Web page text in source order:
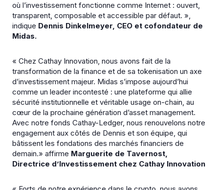
où l’investissement fonctionne comme Internet : ouvert,
transparent, composable et accessible par défaut. »,
indique Dennis Dinkelmeyer, CEO et cofondateur de
Midas.
« Chez Cathay Innovation, nous avons fait de la
transformation de la finance et de sa tokenisation un axe
d’investissement majeur. Midas s’impose aujourd’hui
comme un leader incontesté : une plateforme qui allie
sécurité institutionnelle et véritable usage on-chain, au
cœur de la prochaine génération d’asset management.
Avec notre fonds Cathay-Ledger, nous renouvelons notre
engagement aux côtés de Dennis et son équipe, qui
bâtissent les fondations des marchés financiers de
demain.» affirme Marguerite de Tavernost,
Directrice d’Investissement chez Cathay Innovation